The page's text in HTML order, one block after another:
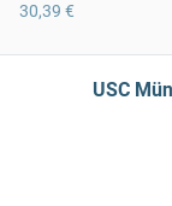
30,39 €
USC